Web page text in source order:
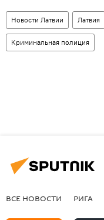
Новости Латвии Латвия
Криминальная полиция
ВСЕ НОВОСТИ РИГА